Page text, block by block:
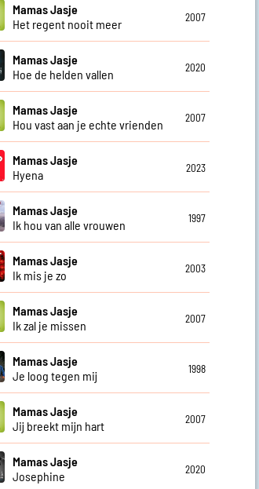
Mamas Jasje
Het regent nooit meer
2007
Mamas Jasje
Hoe de helden vallen
2020
Mamas Jasje
Hou vast aan je echte vrienden
2007
Mamas Jasje
Hyena
2023
Mamas Jasje
Ik hou van alle vrouwen
1997
Mamas Jasje
Ik mis je zo
2003
Mamas Jasje
Ik zal je missen
2007
Mamas Jasje
Je loog tegen mij
1998
Mamas Jasje
Jij breekt mijn hart
2007
Mamas Jasje
Josephine
2020